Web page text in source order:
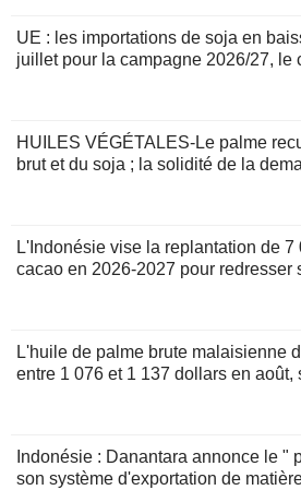
UE : les importations de soja en
juillet pour la campagne 2026/27, le
HUILES VÉGÉTALES-Le palme
brut et du soja ; la solidité de la
L'Indonésie vise la replantation de 7
cacao en 2026-2027 pour redresser
L'huile de palme brute malaisienne
entre 1 076 et 1 137 dollars en août,
Indonésie : Danantara annonce le "
son système d'exportation de